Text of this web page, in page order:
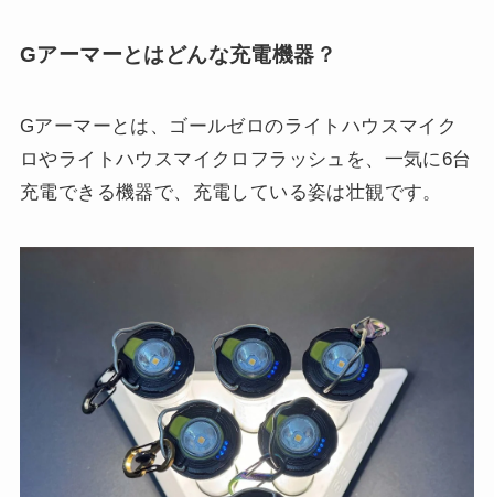
Gアーマーとはどんな充電機器？
Gアーマーとは、ゴールゼロのライトハウスマイク
ロやライトハウスマイクロフラッシュを、一気に6台
充電できる機器で、充電している姿は壮観です。